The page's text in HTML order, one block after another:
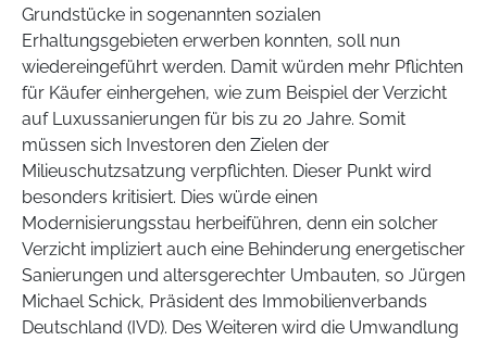
Grundstücke in sogenannten sozialen
Erhaltungsgebieten erwerben konnten, soll nun
wiedereingeführt werden. Damit würden mehr Pflichten
für Käufer einhergehen, wie zum Beispiel der Verzicht
auf Luxussanierungen für bis zu 20 Jahre. Somit
müssen sich Investoren den Zielen der
Milieuschutzsatzung verpflichten. Dieser Punkt wird
besonders kritisiert. Dies würde einen
Modernisierungsstau herbeiführen, denn ein solcher
Verzicht impliziert auch eine Behinderung energetischer
Sanierungen und altersgerechter Umbauten, so Jürgen
Michael Schick, Präsident des Immobilienverbands
Deutschland (IVD). Des Weiteren wird die Umwandlung